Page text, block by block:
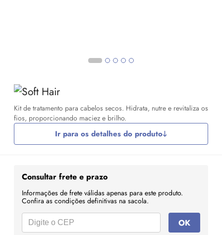
Kit de tratamento para cabelos secos. Hidrata, nutre e revitaliza os
fios, proporcionando maciez e brilho.
Ir para os detalhes do produto
Consultar frete e prazo
Informações de frete válidas apenas para este produto.
Confira as condições definitivas na sacola.
OK